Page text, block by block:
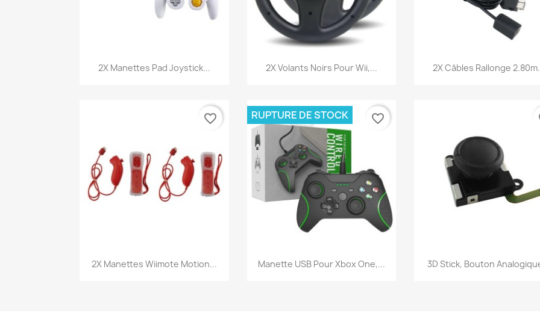
Aperçu rapide
2X Manettes Pad Joystick... Aperçu rapide
2X Volants Noirs Pour Wii,... Aperçu rapide
2X Câbles Rallonge
Aperçu rapide
2X Manettes Wiimote Motion...
favorite_border
 Aperçu rapide
Manette USB Pour Xbox One,...
RUPTURE DE STOCK favorite_border
 Aperçu rapide
3D Stick, Bouton